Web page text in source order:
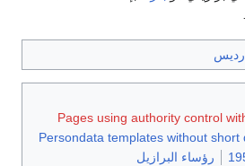
Pages using authority control
Persondata templates without
رؤساء البرازيل